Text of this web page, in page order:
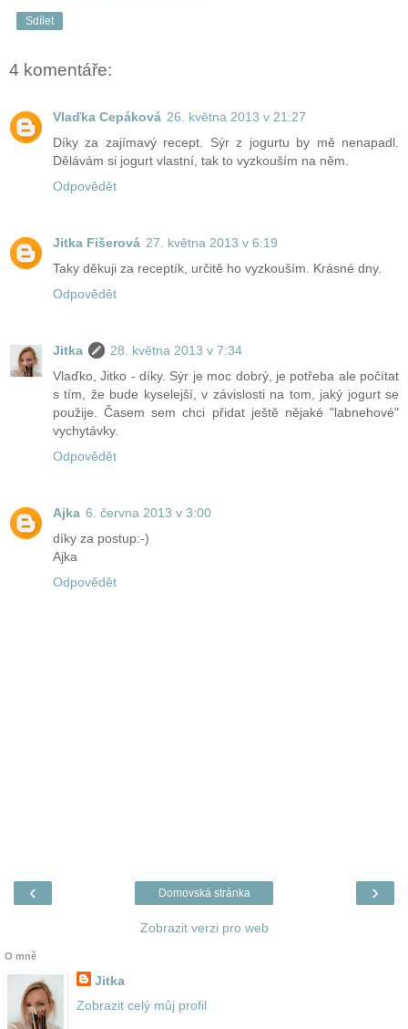
Sdílet
4 komentáře:
Vlaďka Cepáková 26. května 2013 v 21:27
Díky za zajímavý recept. Sýr z jogurtu by mě nenapadl.
Dělávám si jogurt vlastní, tak to vyzkouším na něm.
Odpovědět
Jitka Fišerová 27. května 2013 v 6:19
Taky děkuji za receptík, určitě ho vyzkouším. Krásné dny.
Odpovědět
Jitka
28. května 2013 v 7:34
Vlaďko, Jitko - díky. Sýr je moc dobrý, je potřeba ale počítat
s tím, že bude kyselejší, v závislosti na tom, jaký jogurt se
použije. Časem sem chci přidat ještě nějaké "labnehové"
vychytávky.
Odpovědět
Ajka 6. června 2013 v 3:00
díky za postup:-)
Ajka
Odpovědět
‹ ›
Domovská stránka
Zobrazit verzi pro web
O mně
Jitka
Zobrazit celý můj profil